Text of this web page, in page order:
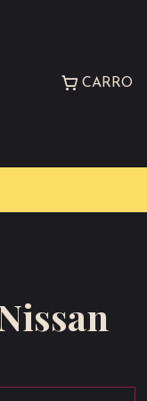
CARRO